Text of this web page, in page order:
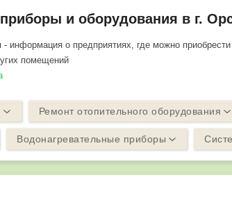
и оборудования в г.
- информация о предприятиях, где можно приобрести
помещений
Ремонт отопительного оборудования
Водонагревательные приборы